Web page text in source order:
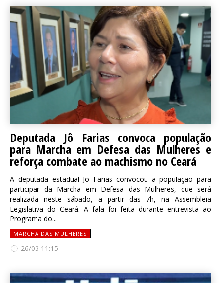
Deputada Jô Farias convoca população
para Marcha em Defesa das Mulheres e
reforça combate ao machismo no Ceará
A deputada estadual Jô Farias convocou a população para
participar da Marcha em Defesa das Mulheres, que será
realizada neste sábado, a partir das 7h, na Assembleia
Legislativa do Ceará. A fala foi feita durante entrevista ao
Programa do...
MARCHA DAS MULHERES
26/03 11:15